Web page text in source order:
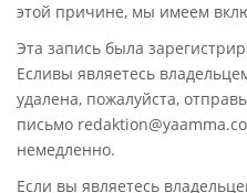
этой причине, мы имеем
Эта запись была
Есливы являетесь
удалена, пожалуйста,
письмо
немедленно.
Если вы являетесь